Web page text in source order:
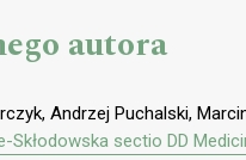
autora
Andrzej Puchalski,
Skłodowska sectio DD